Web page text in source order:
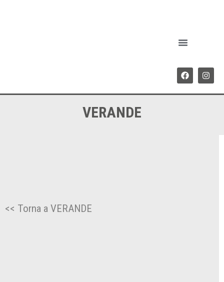
VERANDE
<< Torna a VERANDE